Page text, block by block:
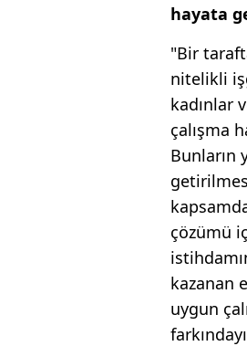
hayata
"Bir
nitelikli
kadınlar
çalışma
Bunların
çözümü
kazanan
uygun